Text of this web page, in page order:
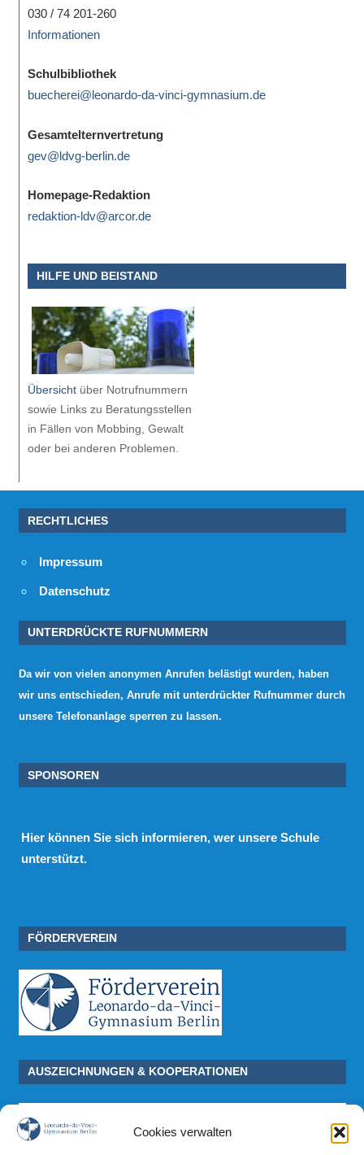
Cookies verwalten
030 / 74 201-260
Informationen
Schulbibliothek
buecherei@leonardo-da-vinci-gymnasium.de
Gesamtelternvertretung
gev@ldvg-berlin.de
Homepage-Redaktion
redaktion-ldv@arcor.de
HILFE UND BEISTAND
Übersichtüber Notrufnummern
sowie Links zu Beratungsstellen
in Fällen von Mobbing, Gewalt
oder bei anderen Problemen.
RECHTLICHES
Impressum
Datenschutz
UNTERDRÜCKTE RUFNUMMERN
Da wir von vielen anonymen Anrufen belästigt wurden, haben
wir uns entschieden, Anrufe mit unterdrückter Rufnummer durch
unsere Telefonanlage sperren zu lassen.
SPONSOREN
Hier können Sie sich informieren, wer unsere Schule
unterstützt.
FÖRDERVEREIN
AUSZEICHNUNGEN & KOOPERATIONEN